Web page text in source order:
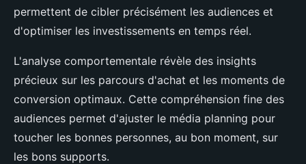
permettent de cibler précisément les audiences et
d'optimiser les investissements en temps réel.
L'analyse comportementale révèle des insights
précieux sur les parcours d'achat et les moments de
conversion optimaux. Cette compréhension fine des
audiences permet d'ajuster le média planning pour
toucher les bonnes personnes, au bon moment, sur
les bons supports.